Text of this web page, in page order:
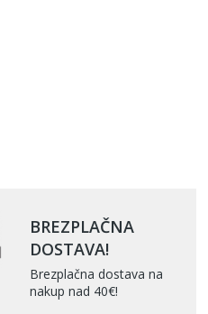
BREZPLAČNA
DOSTAVA!
Brezplačna dostava na
nakup nad 40€!